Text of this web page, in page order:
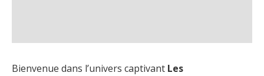
Bienvenue dans l’univers captivant Les